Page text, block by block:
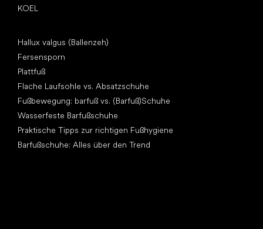
KOEL
Hallux valgus (Ballenzeh)
Fersensporn
Plattfuß
Flache Laufsohle vs. Absatzschuhe
Fußbewegung: barfuß vs. (Barfuß)Schuhe
Wasserfeste Barfußschuhe
Praktische Tipps zur richtigen Fußhygiene
Barfußschuhe: Alles über den Trend